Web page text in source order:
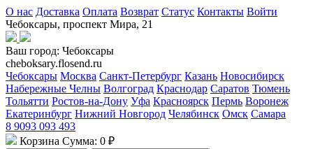
О нас Доставка Оплата Возврат Статус Контакты Войти
Чебоксары, проспект Мира, 21
Ваш город: Чебоксары
cheboksary.flosend.ru
Чебоксары Москва Санкт-Петербург Казань Новосибирск
Набережные Челны Волгоград Краснодар Саратов Тюмень
Тольятти Ростов-на-Дону Уфа Красноярск Пермь Воронеж
Екатеринбург Нижний Новгород Челябинск Омск Самара
8 9093 093 493
Корзина Сумма: 0 ₽